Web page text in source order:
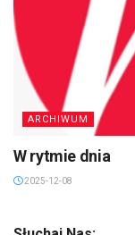
ARCHIWUM
W rytmie dnia
2025-12-08